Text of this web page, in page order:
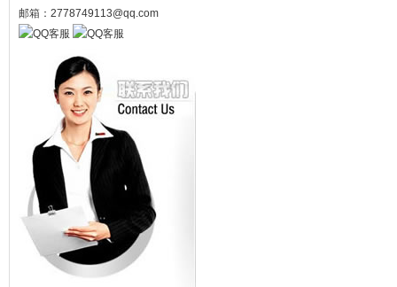
邮箱：2778749113@qq.com